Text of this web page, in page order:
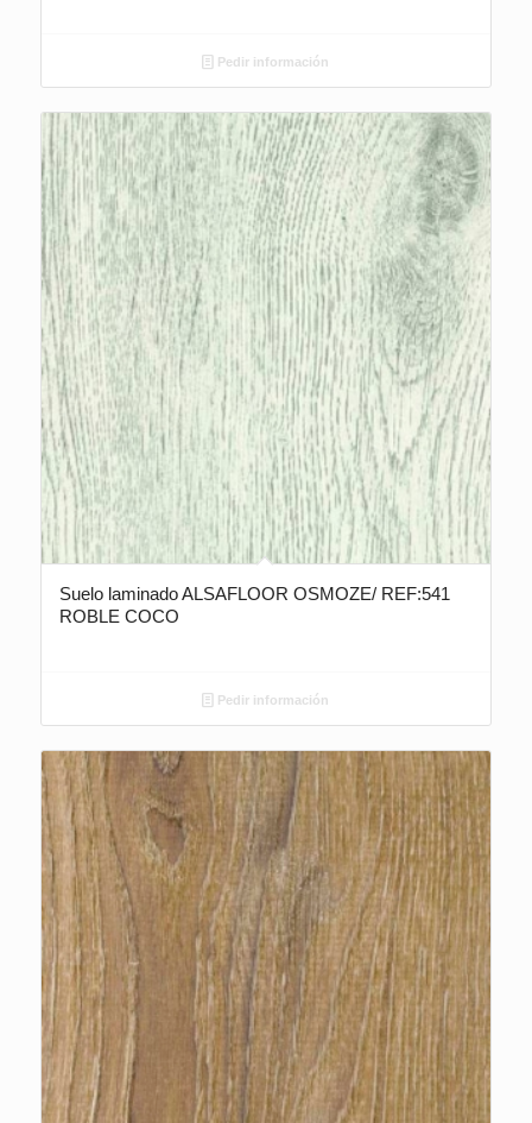
Pedir información
Suelo laminado ALSAFLOOR OSMOZE/ REF:541
ROBLE COCO
Pedir información